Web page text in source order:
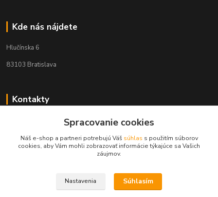
Kde nás nájdete
Hlučínska 6
83103 Bratislava
Kontakty
+421 908 678 479
info@audiovideoshop.sk
Spracovanie cookies
Náš e-shop a partneri potrebujú Váš súhlas s použitím súborov
cookies, aby Vám mohli zobrazovať informácie týkajúce sa Vašich
záujmov.
Nastavenia Súhlasím